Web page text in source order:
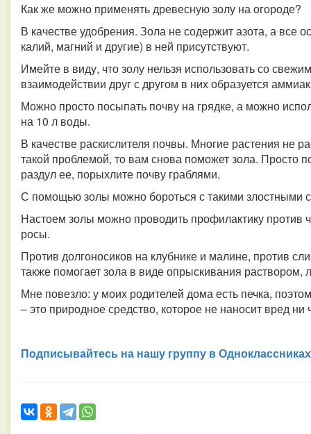
Как же можно применять древесную золу на огороде?
В качестве удобрения. Зола не содержит азота, а
калий, магний и другие) в ней присутствуют.
Имейте в виду, что золу нельзя использовать со
взаимодействии друг с другом в них образуется
Можно просто посыпать почву на грядке, а можно
на 10 л воды.
В качестве раскислителя почвы. Многие растения не
такой проблемой, то вам снова поможет зола. Просто
раздул ее, порыхлите почву граблями.
С помощью золы можно бороться с такими злостными
Настоем золы можно проводить профилактику против
росы.
Против долгоносиков на клубнике и малине, против
также помогает зола в виде опрыскивания раствором,
Мне повезло: у моих родителей дома есть печка,
– это природное средство, которое не наносит вред ни
Подписывайтесь на нашу группу в Одноклассниках